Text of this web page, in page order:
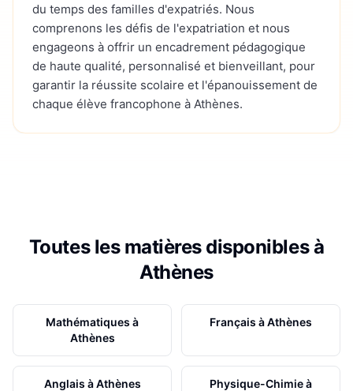
du temps des familles d'expatriés. Nous
comprenons les défis de l'expatriation et nous
engageons à offrir un encadrement pédagogique
de haute qualité, personnalisé et bienveillant, pour
garantir la réussite scolaire et l'épanouissement de
chaque élève francophone à Athènes.
Toutes les matières disponibles à
Athènes
Mathématiques à
Athènes
Français àAthènes
Anglais àAthènes Physique-Chimieà